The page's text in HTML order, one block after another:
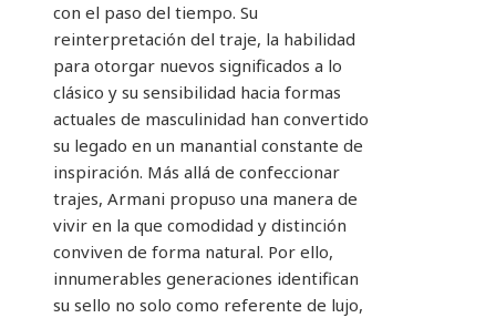
con el paso del tiempo. Su
reinterpretación del traje, la habilidad
para otorgar nuevos significados a lo
clásico y su sensibilidad hacia formas
actuales de masculinidad han convertido
su legado en un manantial constante de
inspiración. Más allá de confeccionar
trajes, Armani propuso una manera de
vivir en la que comodidad y distinción
conviven de forma natural. Por ello,
innumerables generaciones identifican
su sello no solo como referente de lujo,